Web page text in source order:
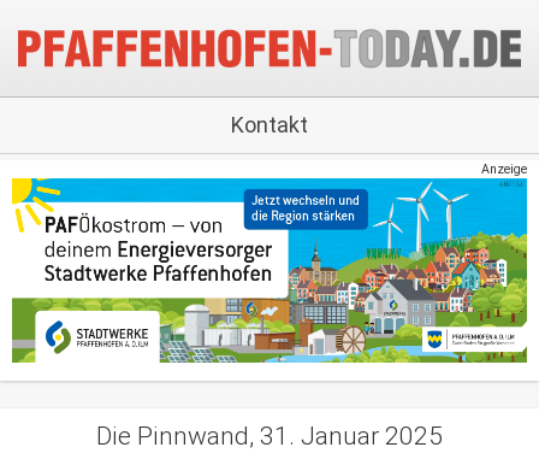
Kontakt
Anzeige
Die Pinnwand, 31. Januar 2025